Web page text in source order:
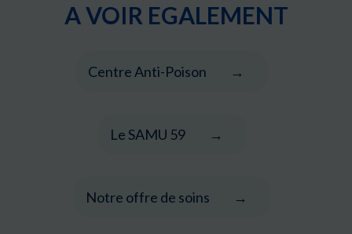
A VOIR EGALEMENT
Centre Anti-Poison
Le SAMU 59
Notre offre de soins